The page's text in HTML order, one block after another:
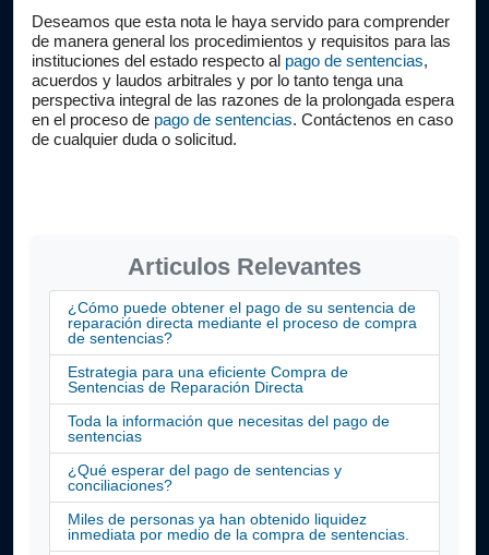
Deseamos que esta nota le haya servido para comprender
de manera general los procedimientos y requisitos para las
instituciones del estado respecto al pago de sentencias,
acuerdos y laudos arbitrales y por lo tanto tenga una
perspectiva integral de las razones de la prolongada espera
en el proceso de pago de sentencias. Contáctenos en caso
de cualquier duda o solicitud.
Articulos Relevantes
¿Cómo puede obtener el pago de su sentencia de
reparación directa mediante el proceso de compra
de sentencias?
Estrategia para una eficiente Compra de
Sentencias de Reparación Directa
Toda la información que necesitas del pago de
sentencias
¿Qué esperar del pago de sentencias y
conciliaciones?
Miles de personas ya han obtenido liquidez
inmediata por medio de la compra de sentencias.